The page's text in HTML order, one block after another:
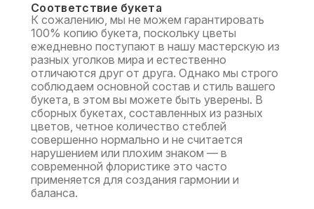
Соответствие букета
К сожалению, мы не можем гарантировать
100% копию букета, поскольку цветы
ежедневно поступают в нашу мастерскую из
разных уголков мира и естественно
отличаются друг от друга. Однако мы строго
соблюдаем основной состав и стиль вашего
букета, в этом вы можете быть уверены. В
сборных букетах, составленных из разных
цветов, четное количество стеблей
совершенно нормально и не считается
нарушением или плохим знаком — в
современной флористике это часто
применяется для создания гармонии и
баланса.